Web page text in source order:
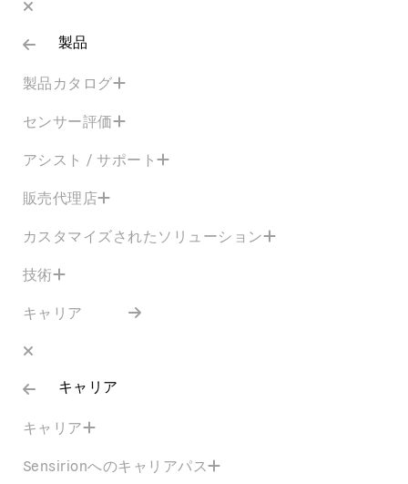
製品
製品カタログ
センサー評価
アシスト / サポート
販売代理店
カスタマイズされたソリューション
技術
キャリア
キャリア
キャリア
Sensirionへのキャリアパス